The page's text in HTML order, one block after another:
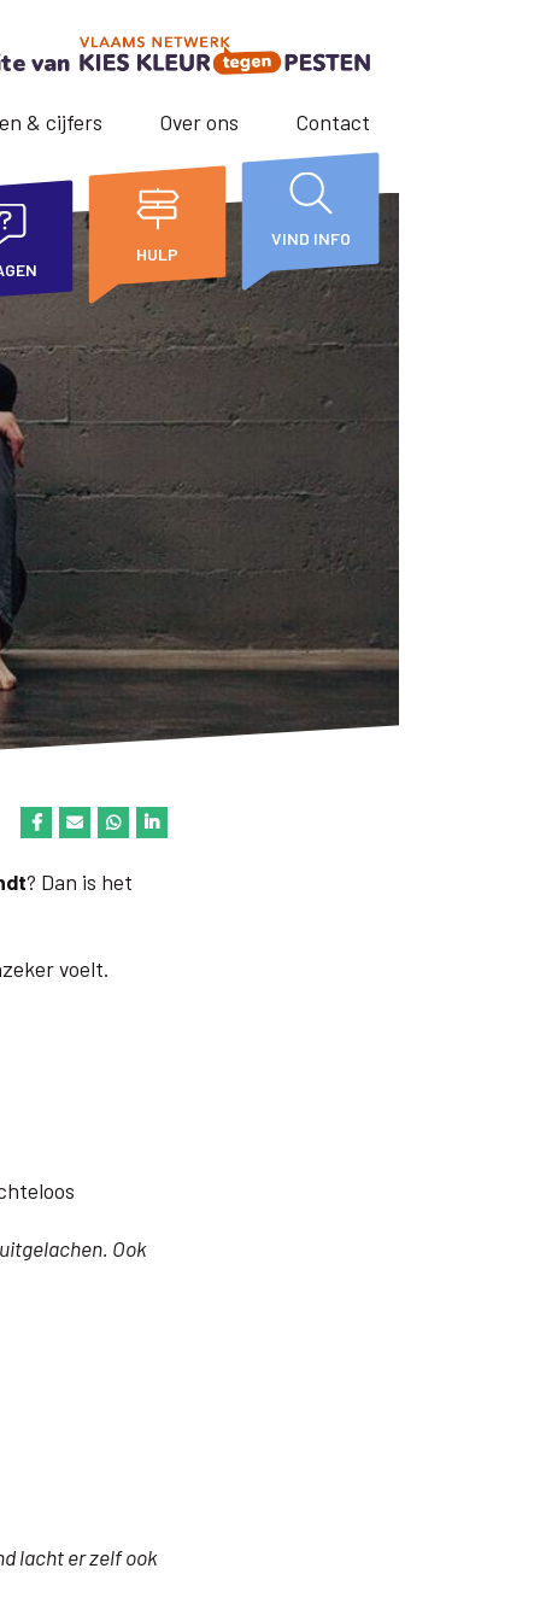
van
& cijfers Over ons Contact
HULP
VIND INFO
? Dan is het
voelt.
Ook
lacht er zelf ook